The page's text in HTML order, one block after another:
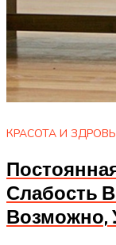
КРАСОТА И
Слабость
Возможно,